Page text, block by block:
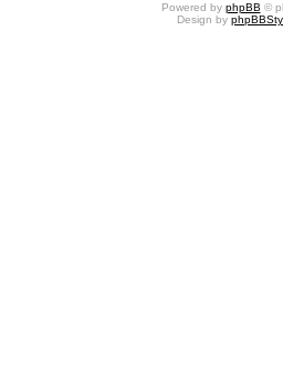
Powered by phpBB ©
Design by